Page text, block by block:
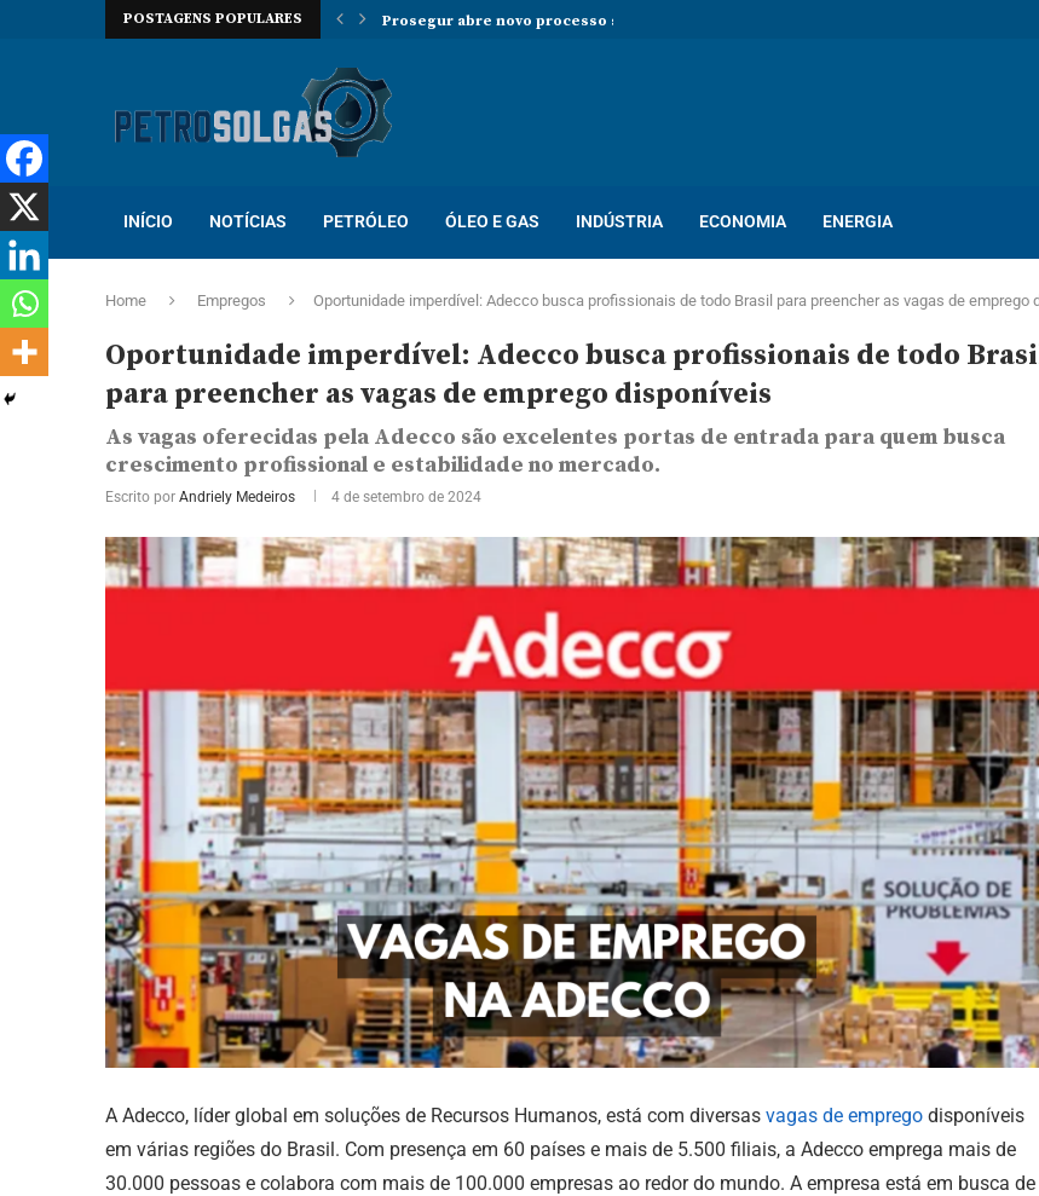
POSTAGENS POPULARES Prosegur abre novo processo seletivo com mais de...
INÍCIO NOTÍCIAS PETRÓLEO ÓLEO E GAS INDÚSTRIA ECONOMIA ENERGIA
Home Empregos Oportunidade imperdível: Adecco busca profissionais de todo Brasil para preencher as vagas de emprego
Oportunidade imperdível: Adecco busca profissionais de todo
para preencher as vagas de emprego disponíveis
As vagas oferecidas pela Adecco são excelentes portas de entrada para quem busca
crescimento profissional e estabilidade no mercado.
Escrito por Andriely Medeiros 4 de setembro de 2024
A Adecco, líder global em soluções de Recursos Humanos, está com diversas vagas de emprego disponíveis
em várias regiões do Brasil. Com presença em 60 países e mais de 5.500 filiais, a Adecco emprega mais de
30.000 pessoas e colabora com mais de 100.000 empresas ao redor do mundo. A empresa está em busca de